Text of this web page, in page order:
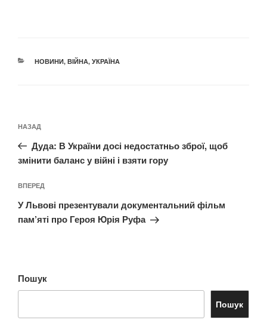
КАТЕГОРІЇ
НОВИНИ, ВІЙНА, УКРАЇНА
записів
Попередній
запис:
НАЗАД
Дуда: В України досі недостатньо зброї, щоб
змінити баланс у війні і взяти гору
Наступний
запис
ВПЕРЕД
У Львові презентували документальний фільм
пам’яті про Героя Юрія Руфа
Пошук
Пошук